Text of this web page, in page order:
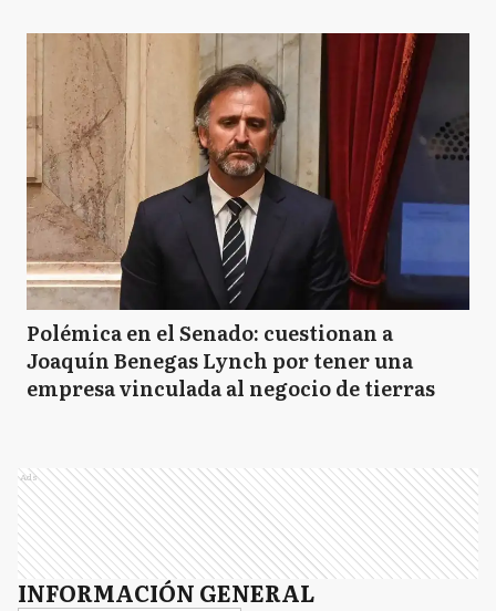
Polémica en el Senado: cuestionan a
Joaquín Benegas Lynch por tener una
empresa vinculada al negocio de tierras
Ads
INFORMACIÓN GENERAL